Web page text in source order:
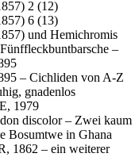
2 (12)
6 (13)
und Hemichromis
–
– Cichliden von A-Z
gnadenlos
1979
discolor – Zwei kaum
Bosumtwe in Ghana
1862 – ein weiterer